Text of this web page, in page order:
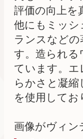
評価の向上を
他にもミッシ
ランスなど
す。造られる
ています。
らかさと凝縮
を使用して
画像がヴィン